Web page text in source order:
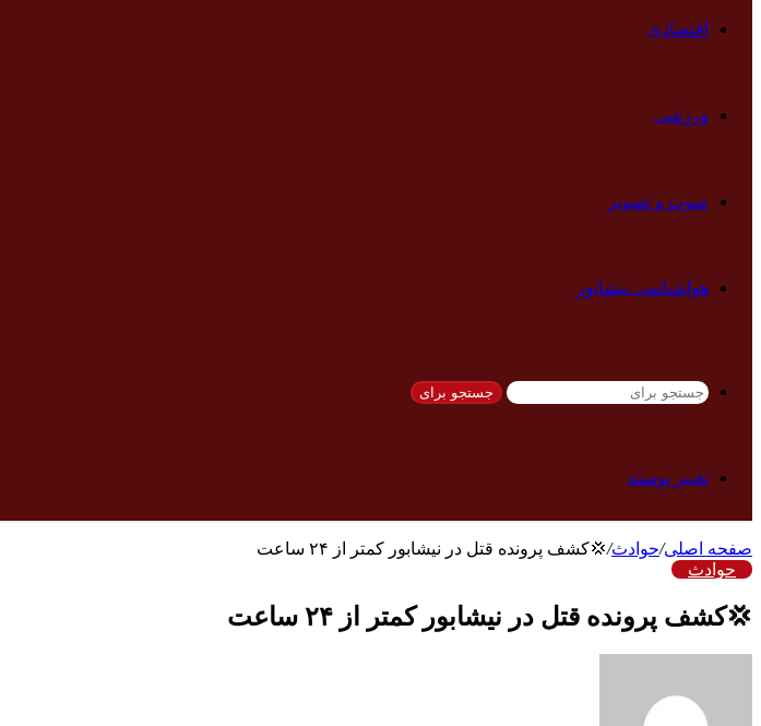
اقتصادی
ورزشی
صوت و تصویر
هواشناسی نیشابور
جستجو برای
تغییر پوسته
صفحه اصلی/حوادث/💢کشف پرونده قتل در نیشابور کمتر از ۲۴ ساعت
حوادث
💢کشف پرونده قتل در نیشابور کمتر از ۲۴ ساعت